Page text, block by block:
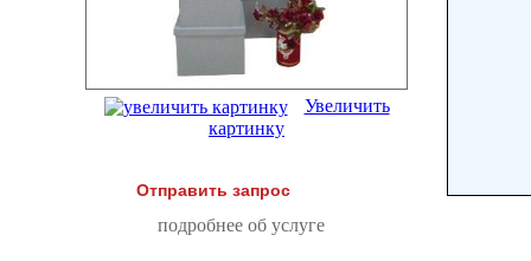
Увеличить
картинку
Отправить запрос
подробнее об услуге